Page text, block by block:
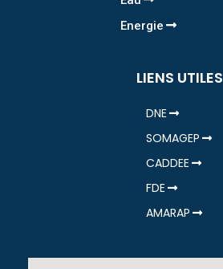
Energie
LIENS UTILES
DNE
SOMAGEP
CADDEE
FDE
AMARAP